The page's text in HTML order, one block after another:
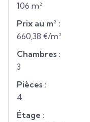
106 m²
Prix au m² :
660,38 €/m²
Chambres :
3
Pièces :
4
Étage :